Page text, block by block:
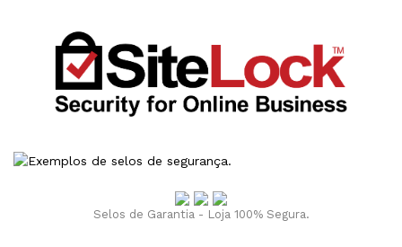
Selos de Garantia - Loja 100% Segura.